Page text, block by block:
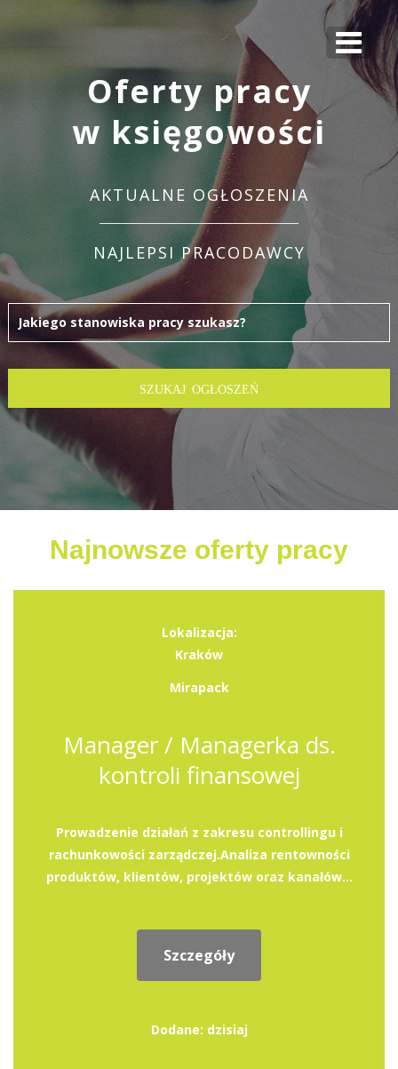
Oferty pracy
w księgowości
AKTUALNE OGŁOSZENIA
NAJLEPSI PRACODAWCY
Najnowsze oferty pracy
Lokalizacja:
Kraków
Mirapack
Manager / Managerka ds.
kontroli finansowej
Prowadzenie działań z zakresu controllingu i
rachunkowości zarządczej.Analiza rentowności
produktów, klientów, projektów oraz kanałów...
Szczegóły
Dodane: dzisiaj